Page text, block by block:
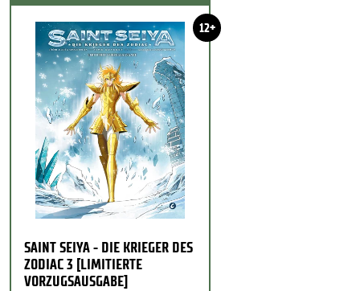
12+
SAINT SEIYA - DIE KRIEGER DES
ZODIAC 3 [LIMITIERTE
VORZUGSAUSGABE]